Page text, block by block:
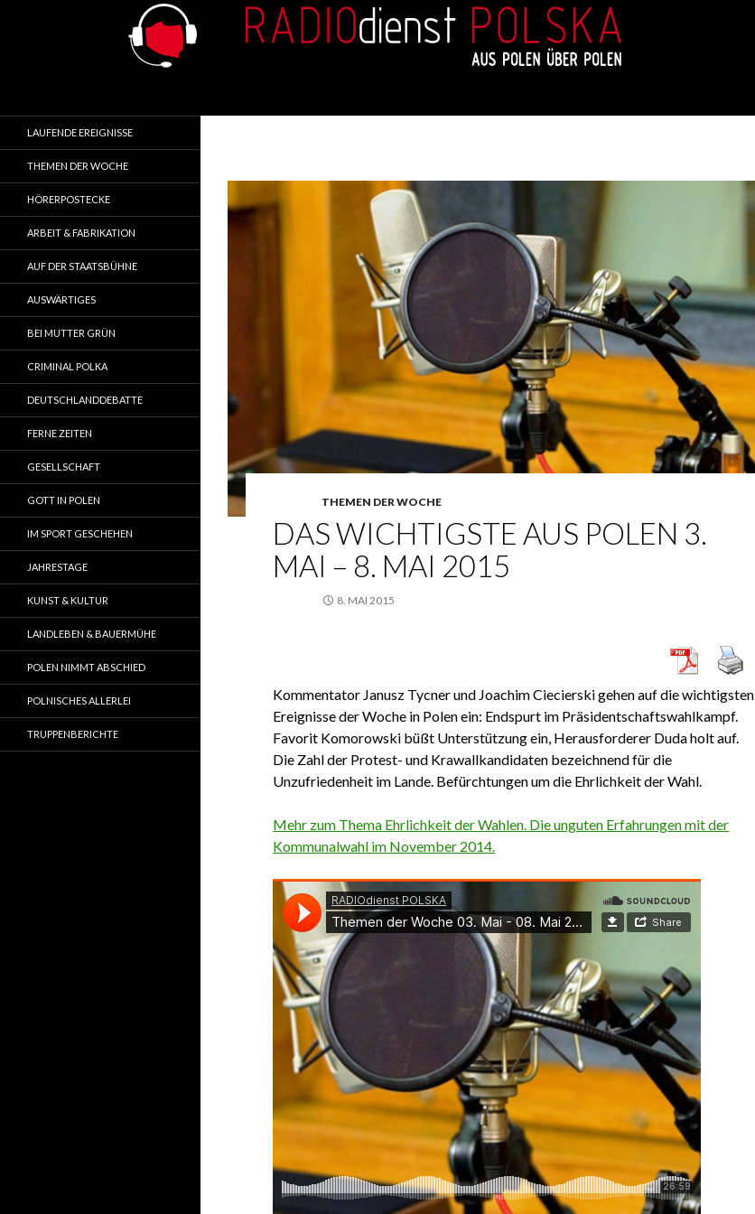
THEMEN DER WOCHE
DAS WICHTIGSTE AUS POLEN 3.
MAI – 8. MAI 2015
8. MAI 2015
Kommentator Janusz Tycner und Joachim Ciecierski gehen auf die wichtigsten
Ereignisse der Woche in Polen ein: Endspurt im Präsidentschaftswahlkampf.
Favorit Komorowski büßt Unterstützung ein, Herausforderer Duda holt auf.
Die Zahl der Protest- und Krawallkandidaten bezeichnend für die
Unzufriedenheit im Lande. Befürchtungen um die Ehrlichkeit der Wahl.
Mehr zum Thema Ehrlichkeit der Wahlen. Die unguten Erfahrungen mit der
Kommunalwahl im November 2014.
LAUFENDE EREIGNISSE
THEMEN DER WOCHE
HÖRERPOSTECKE
ARBEIT & FABRIKATION
AUF DER STAATSBÜHNE
AUSWÄRTIGES
BEI MUTTER GRÜN
CRIMINAL POLKA
DEUTSCHLANDDEBATTE
FERNE ZEITEN
GESELLSCHAFT
GOTT IN POLEN
IM SPORT GESCHEHEN
JAHRESTAGE
KUNST & KULTUR
LANDLEBEN & BAUERMÜHE
POLEN NIMMT ABSCHIED
POLNISCHES ALLERLEI
TRUPPENBERICHTE